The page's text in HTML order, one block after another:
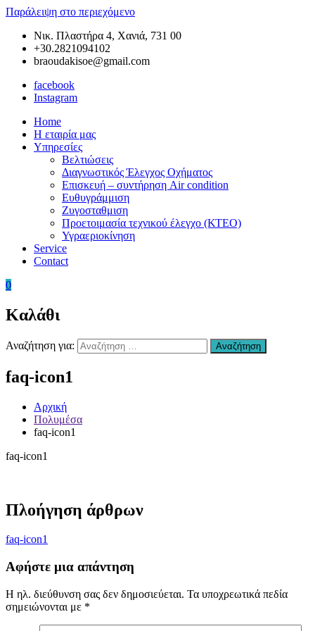
Παράλειψη στο περιεχόμενο
Νικ. Πλαστήρα 4, Χανιά, 731 00
+30.2821094102
braoudakisoe@gmail.com
facebook
Instagram
Braoudakis
Συνεργείο
Αυτοκινήτων
Ευθυγράμμιση
Ζυγοσταθμιση
–
Αυτοκινήτων
Χανιά
Επισκευή
Χανιά
–
condition
Χανιά
–
Ανταλλακτικά
Υγραεριοκινηση
–
Βελτιώσεις
Διαγνωστικός
Έλεγχος
Οχήματος
Χανιά
Home
Η εταιρία μας
Υπηρεσίες
Βελτιώσεις
Διαγνωστικός Έλεγχος Οχήματος
Επισκευή – συντήρηση Air condition
Ευθυγράμμιση
Ζυγοσταθμιση
Προετοιμασία τεχνικού έλεγχο (ΚΤΕΟ)
Υγραεριοκίνηση
Service
Contact
0
Καλάθι
Αναζήτηση για: Αναζήτηση
faq-icon1
Αρχική
Πολυμέσα
faq-icon1
faq-icon1
Πλοήγηση άρθρων
faq-icon1
Αφήστε μια απάντηση
Η ηλ. διεύθυνση σας δεν δημοσιεύεται. Τα υποχρεωτικά πεδία
σημειώνονται με *